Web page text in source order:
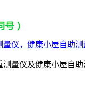
量仪，健康小屋自助
量仪及健康小屋自